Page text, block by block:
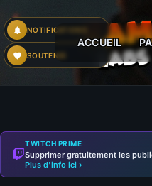
NOTIFICATIONS
SOUTENIR
ACCUEIL
TWITCH PRIME
Supprimer gratuitement les
Plus d'info ici ›